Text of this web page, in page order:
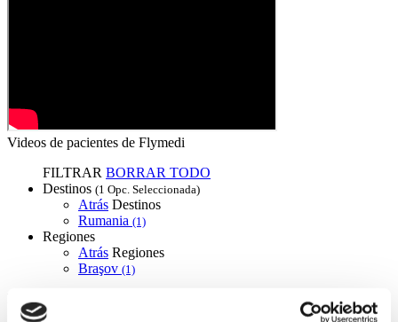
Videos de pacientes de Flymedi
FILTRAR BORRAR TODO
Destinos (1 Opc. Seleccionada)
Atrás Destinos
Rumania (1)
Regiones
Atrás Regiones
Braşov (1)
Flymedi